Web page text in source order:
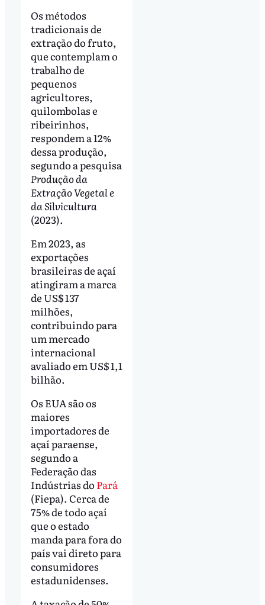
Os métodos
tradicionais de
extração do fruto,
que contemplam o
trabalho de
pequenos
agricultores,
quilombolas e
ribeirinhos,
respondem a 12%
dessa produção,
segundo a pesquisa
Produção da
Extração Vegetal e
da Silvicultura
(2023).
Em 2023, as
exportações
brasileiras de açaí
atingiram a marca
de US$ 137
milhões,
contribuindo para
um mercado
internacional
avaliado em US$ 1,1
bilhão.
Os EUA são os
maiores
importadores de
açaí paraense,
segundo a
Federação das
Indústrias do Pará
(Fiepa). Cerca de
75% de todo açaí
que o estado
manda para fora do
país vai direto para
consumidores
estadunidenses.